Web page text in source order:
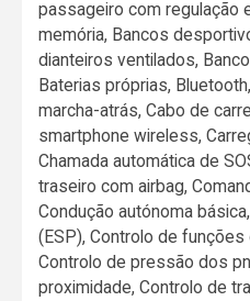
passageiro com regulação
memória, Bancos
dianteiros ventilados,
Baterias próprias,
marcha-atrás, Cabo de
smartphone wireless,
Chamada automática de
traseiro com airbag,
Condução autónoma
(ESP), Controlo de
Controlo de pressão dos
proximidade, Controlo de